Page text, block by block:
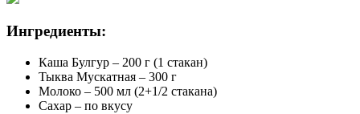
Ингредиенты:
Каша Булгур – 200 г (1 стакан)
Тыква Мускатная – 300 г
Молоко – 500 мл (2+1/2 стакана)
Сахар – по вкусу